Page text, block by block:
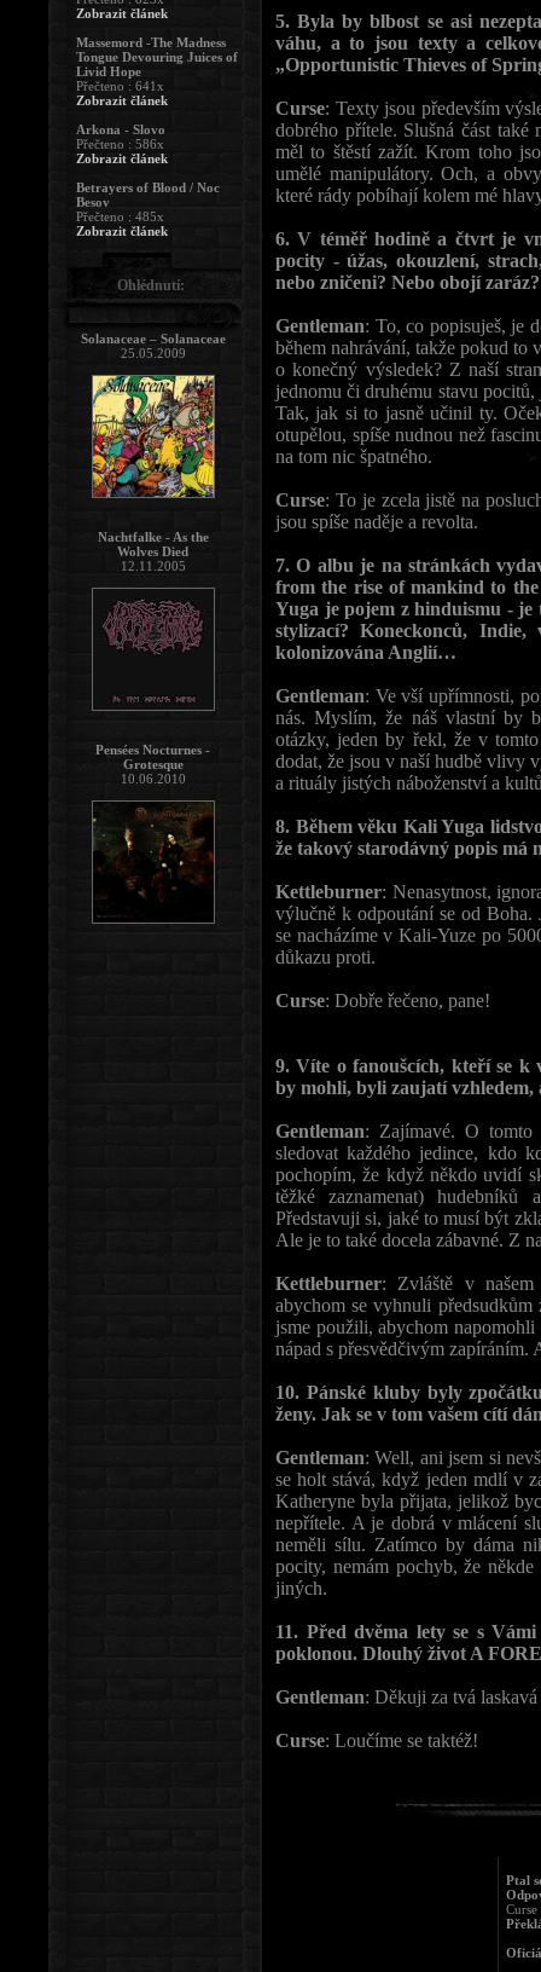
5. Byla by blbost se asi
váhu, a to jsou texty a
„Opportunistic Thieves of
Curse: Texty jsou především
dobrého přítele. Slušná část
měl to štěstí zažít. Krom toho
umělé manipulátory. Och, a
které rády pobíhají kolem mé
6. V téměř hodině a čtvrt je
pocity - úžas, okouzlení,
nebo zničeni? Nebo obojí
Gentleman: To, co popisuješ, je
během nahrávání, takže pokud to
o konečný výsledek? Z naší
jednomu či druhému stavu
Tak, jak si to jasně učinil ty.
otupělou, spíše nudnou než
na tom nic špatného.
Curse: To je zcela jistě na
jsou spíše naděje a revolta.
7. O albu je na stránkách
from the rise of mankind to
Yuga je pojem z hinduismu -
stylizací? Koneckonců,
kolonizována Anglií…
Gentleman: Ve vší upřímnosti,
nás. Myslím, že náš vlastní by
otázky, jeden by řekl, že v
dodat, že jsou v naší hudbě vlivy
a rituály jistých náboženství a
8. Během věku Kali Yuga
že takový starodávný popis má
Kettleburner: Nenasytnost,
výlučně k odpoutání se od Boha.
se nacházíme v Kali-Yuze po
důkazu proti.
Curse: Dobře řečeno, pane!
9. Víte o fanoušcích, kteří se k
by mohli, byli zaujatí
Gentleman: Zajímavé. O tomto
sledovat každého jedince, kdo
pochopím, že když někdo uvidí
těžké zaznamenat)
Představuji si, jaké to musí být
Ale je to také docela zábavné. Z
Kettleburner: Zvláště v našem
abychom se vyhnuli předsudkům
jsme použili, abychom
nápad s přesvědčivým zapíráním.
10. Pánské kluby byly
ženy. Jak se v tom vašem cítí
Gentleman: Well, ani jsem si
se holt stává, když jeden mdlí v
Katheryne byla přijata, jelikož
nepřítele. A je dobrá v mlácení
neměli sílu. Zatímco by dáma
pocity, nemám pochyb, že
jiných.
11. Před dvěma lety se s
poklonou. Dlouhý život A
Gentleman: Děkuji za tvá
Curse: Loučíme se taktéž!
Ptal
Curse
Zobrazit článek
Massemord -The Madness
Tongue Devouring Juices of
Livid Hope
Přečteno : 641x
Zobrazit článek
Arkona - Slovo
Přečteno : 586x
Zobrazit článek
Betrayers of Blood / Noc
Besov
Přečteno : 485x
Zobrazit článek
Ohlédnutí:
Solanaceae – Solanaceae
25.05.2009
Nachtfalke - As the
Wolves Died
12.11.2005
Pensées Nocturnes -
Grotesque
10.06.2010